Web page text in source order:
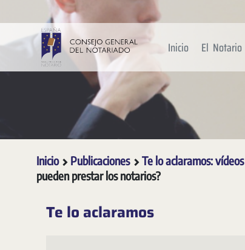
Saltar al contenido principal
Inicio El Notario
Inicio Publicaciones Te lo aclaramos: vídeos
pueden prestar los notarios?
Te lo aclaramos